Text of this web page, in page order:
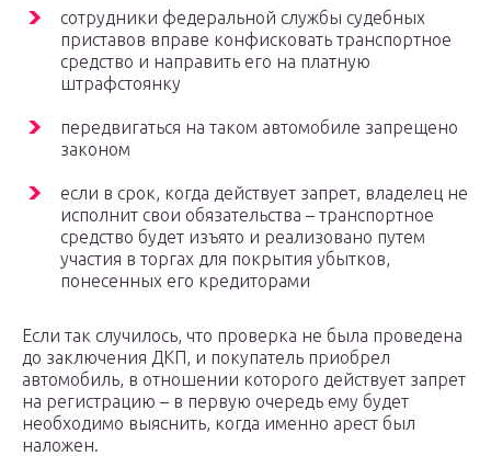
сотрудники федеральной службы судебных
приставов вправе конфисковать транспортное
средство и направить его на платную
штрафстоянку
передвигаться на таком автомобиле запрещено
законом
если в срок, когда действует запрет, владелец не
исполнит свои обязательства – транспортное
средство будет изъято и реализовано путем
участия в торгах для покрытия убытков,
понесенных его кредиторами
Если так случилось, что проверка не была проведена
до заключения ДКП, и покупатель приобрел
автомобиль, в отношении которого действует запрет
на регистрацию – в первую очередь ему будет
необходимо выяснить, когда именно арест был
наложен.